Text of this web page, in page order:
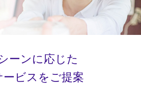
ーンに応じた
ービスをご提案